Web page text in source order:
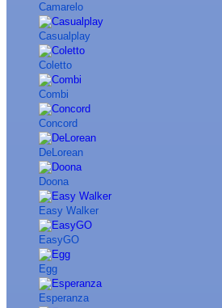
Camarelo
Casualplay
Coletto
Combi
Concord
DeLorean
Doona
Easy Walker
EasyGO
Egg
Esperanza